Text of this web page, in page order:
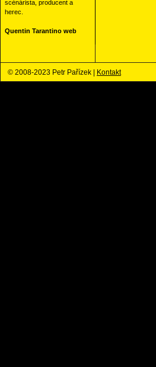
scénárista, producent a
herec.
Quentin Tarantino web
© 2008-2023 Petr Pařízek | Kontakt